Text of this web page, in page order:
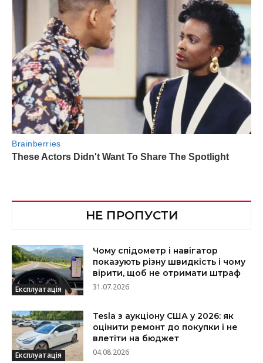
НЕ ПРОПУСТИ
Експлуатація
Чому спідометр і навігатор
показують різну швидкість і чому
вірити, щоб не отримати штраф
31.07.2026
Експлуатація
Tesla з аукціону США у 2026: як
оцінити ремонт до покупки і не
влетіти на бюджет
04.08.2026